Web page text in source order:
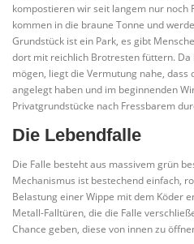
kompostieren wir seit langem nur noch
kommen in die braune Tonne und
Grundstück ist ein Park, es gibt
dort mit reichlich Brotresten füttern.
mögen, liegt die Vermutung nahe,
angelegt haben und im beginnenden
Privatgrundstücke nach Fressbarem
Die Lebendfalle
Die Falle besteht aus massivem grün
Mechanismus ist bestechend einfach,
Belastung einer Wippe mit dem Köder
Metall-Falltüren, die die Falle
Chance geben, diese von innen zu